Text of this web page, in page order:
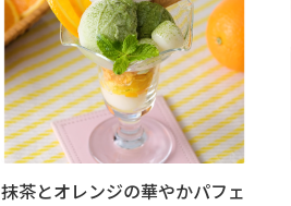
抹茶とオレンジの華やかパフェ